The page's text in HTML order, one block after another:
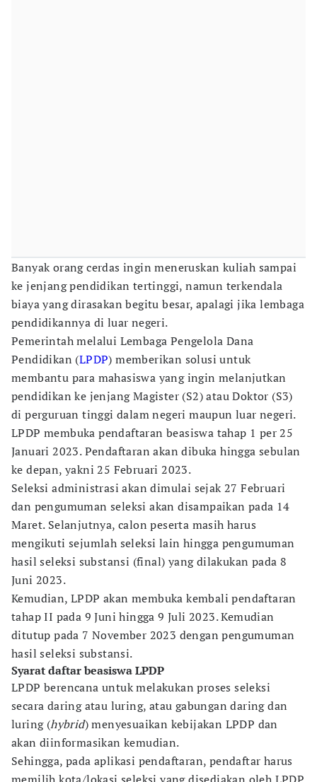
Banyak orang cerdas ingin meneruskan kuliah sampai
ke jenjang pendidikan tertinggi, namun terkendala
biaya yang dirasakan begitu besar, apalagi jika lembaga
pendidikannya di luar negeri.
Pemerintah melalui Lembaga Pengelola Dana
Pendidikan (LPDP) memberikan solusi untuk
membantu para mahasiswa yang ingin melanjutkan
pendidikan ke jenjang Magister (S2) atau Doktor (S3)
di perguruan tinggi dalam negeri maupun luar negeri.
LPDP membuka pendaftaran beasiswa tahap 1 per 25
Januari 2023. Pendaftaran akan dibuka hingga sebulan
ke depan, yakni 25 Februari 2023.
Seleksi administrasi akan dimulai sejak 27 Februari
dan pengumuman seleksi akan disampaikan pada 14
Maret. Selanjutnya, calon peserta masih harus
mengikuti sejumlah seleksi lain hingga pengumuman
hasil seleksi substansi (final) yang dilakukan pada 8
Juni 2023.
Kemudian, LPDP akan membuka kembali pendaftaran
tahap II pada 9 Juni hingga 9 Juli 2023. Kemudian
ditutup pada 7 November 2023 dengan pengumuman
hasil seleksi substansi.
Syarat daftar beasiswa LPDP
LPDP berencana untuk melakukan proses seleksi
secara daring atau luring, atau gabungan daring dan
luring (hybrid) menyesuaikan kebijakan LPDP dan
akan diinformasikan kemudian.
Sehingga, pada aplikasi pendaftaran, pendaftar harus